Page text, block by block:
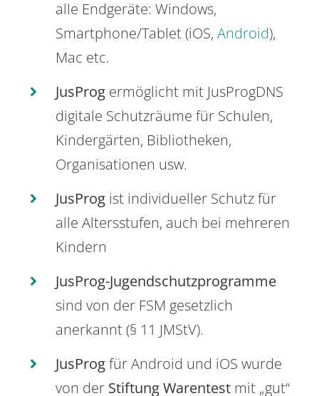
alle Endgeräte: Windows,
Smartphone/Tablet (iOS, Android),
Mac etc.
JusProg ermöglicht mit JusProgDNS
digitale Schutzräume für Schulen,
Kindergärten, Bibliotheken,
Organisationen usw.
JusProg ist individueller Schutz für
alle Altersstufen, auch bei mehreren
Kindern
JusProg-Jugendschutzprogramme
sind von der FSM gesetzlich
anerkannt (§ 11 JMStV).
JusProgfür Android und iOS wurde
von der Stiftung Warentest mit „gut“